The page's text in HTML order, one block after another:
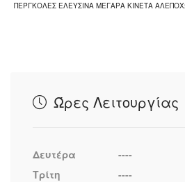
ΠΕΡΓΚΟΛΕΣ ΕΛΕΥΣΙΝΑ ΜΕΓΑΡΑ ΚΙΝΕΤΑ
Ώρες Λειτουργίας
Δευτέρα
----
Τρίτη
----